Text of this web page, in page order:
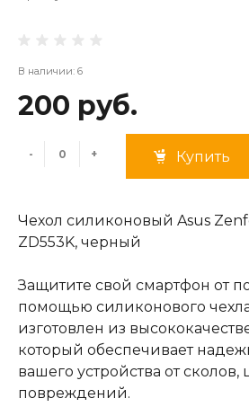
В наличии: 6
200 руб.
- + Купить
Чехол силиконовый Asus
ZD553K, черный
Защитите свой смартфон от
помощью силиконового
изготовлен из
который обеспечивает
вашего устройства от
повреждений.